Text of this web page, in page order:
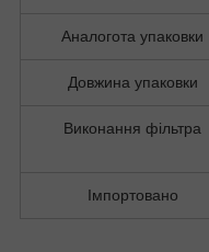
Аналогота упаковки
Довжина упаковки
Виконання фільтра
Імпортовано